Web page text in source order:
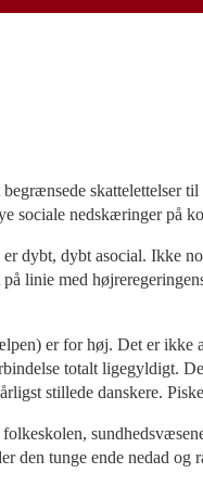
skattelettelser
sociale nedskæringer på
dybt, dybt asocial. Ikke
linie med
er for høj. Det er
totalt ligegyldigt.
stillede danskere.
tunge ende nedad og